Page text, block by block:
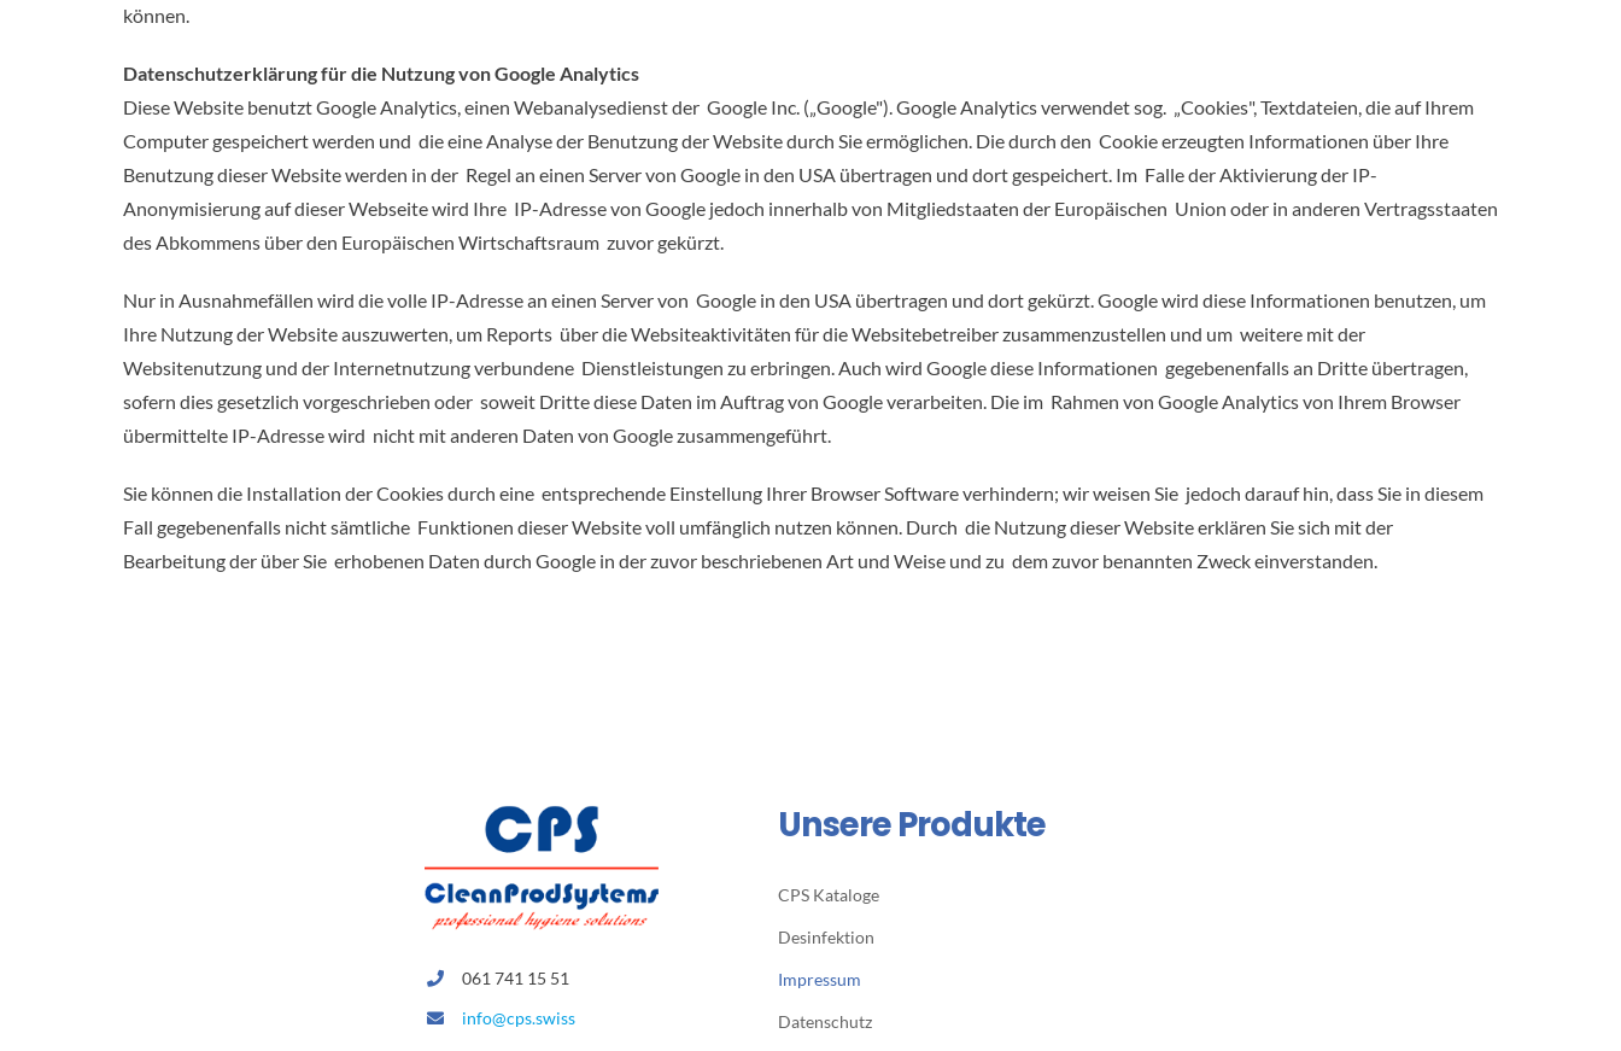
können.
Datenschutzerklärung für die Nutzung von Google Analytics
Diese Website benutzt Google Analytics, einen Webanalysedienst der Google Inc. („Google"). Google Analytics verwendet sog. „Cookies", Textdateien, die auf Ihrem
Computer gespeichert werden und die eine Analyse der Benutzung der Website durch Sie ermöglichen. Die durch den Cookie erzeugten Informationen über Ihre
Benutzung dieser Website werden in der Regel an einen Server von Google in den USA übertragen und dort gespeichert. Im Falle der Aktivierung der IP-
Anonymisierung auf dieser Webseite wird Ihre IP-Adresse von Google jedoch innerhalb von Mitgliedstaaten der Europäischen Union oder in anderen Vertragsstaaten
des Abkommens über den Europäischen Wirtschaftsraum zuvor gekürzt.
Nur in Ausnahmefällen wird die volle IP-Adresse an einen Server von Google in den USA übertragen und dort gekürzt. Google wird diese Informationen benutzen, um
Ihre Nutzung der Website auszuwerten, um Reports über die Websiteaktivitäten für die Websitebetreiber zusammenzustellen und um weitere mit der
Websitenutzung und der Internetnutzung verbundene Dienstleistungen zu erbringen. Auch wird Google diese Informationen gegebenenfalls an Dritte übertragen,
sofern dies gesetzlich vorgeschrieben oder soweit Dritte diese Daten im Auftrag von Google verarbeiten. Die im Rahmen von Google Analytics von Ihrem Browser
übermittelte IP-Adresse wird nicht mit anderen Daten von Google zusammengeführt.
Sie können die Installation der Cookies durch eine entsprechende Einstellung Ihrer Browser Software verhindern; wir weisen Sie jedoch darauf hin, dass Sie in diesem
Fall gegebenenfalls nicht sämtliche Funktionen dieser Website voll umfänglich nutzen können. Durch die Nutzung dieser Website erklären Sie sich mit der
Bearbeitung der über Sie erhobenen Daten durch Google in der zuvor beschriebenen Art und Weise und zu dem zuvor benannten Zweck einverstanden.
061 741 15 51
info@cps.swiss
Unsere Produkte
CPS Kataloge
Desinfektion
Impressum
Datenschutz